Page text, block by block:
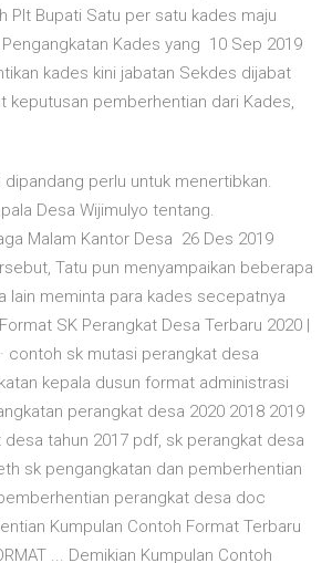
Plt Bupati Satu per satu kades maju
Kades yang 10 Sep 2019
kades kini jabatan Sekdes dijabat
keputusan pemberhentian dari Kades,
dipandang perlu untuk menertibkan.
Desa Wijimulyo tentang.
Malam Kantor Desa 26 Des 2019
Tatu pun menyampaikan beberapa
lain meminta para kades secepatnya
SK Perangkat Desa Terbaru 2020 |
· contoh sk mutasi perangkat desa
kepala dusun format administrasi
perangkat desa 2020 2018 2019
tahun 2017 pdf, sk perangkat desa
sk pengangkatan dan pemberhentian
perangkat desa doc
Kumpulan Contoh Format Terbaru
... Demikian Kumpulan Contoh